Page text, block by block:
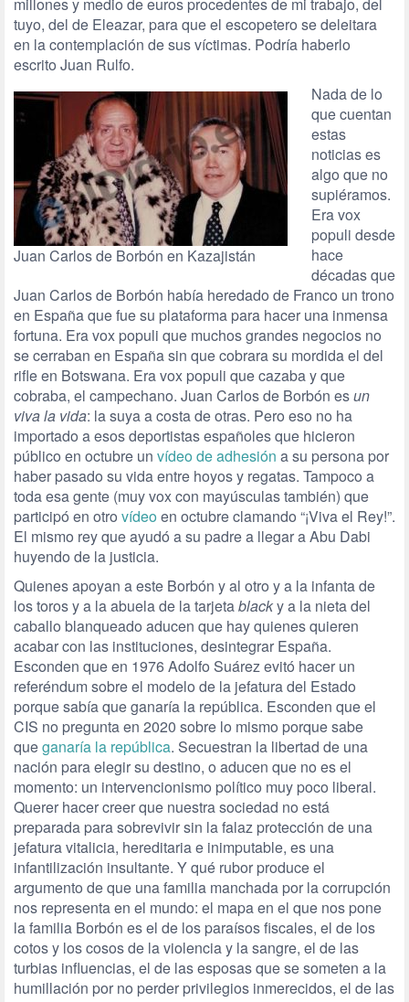
tuyo, del de Eleazar, para que el escopetero se deleitara
en la contemplación de sus víctimas. Podría haberlo
escrito Juan Rulfo.
Juan Carlos de Borbón en Kazajistán
Nada de lo
que cuentan
estas
noticias es
algo que no
supiéramos.
Era vox
populi desde
hace
décadas que
Juan Carlos de Borbón había heredado de Franco un trono
en España que fue su plataforma para hacer una inmensa
fortuna. Era vox populi que muchos grandes negocios no
se cerraban en España sin que cobrara su mordida el del
rifle en Botswana. Era vox populi que cazaba y que
cobraba, el campechano. Juan Carlos de Borbón esun
viva la vida: la suya a costa de otras. Pero eso no ha
importado a esos deportistas españoles que hicieron
público en octubre un vídeo de adhesión a su persona por
haber pasado su vida entre hoyos y regatas. Tampoco a
toda esa gente (muy vox con mayúsculas también) que
participó en otro vídeoen octubre clamando “¡Viva el Rey!”.
El mismo rey que ayudó a su padre a llegar a Abu Dabi
huyendo de la justicia.
Quienes apoyan a este Borbón y al otro y a la infanta de
los toros y a la abuela de la tarjetablacky a la nieta del
caballo blanqueado aducen que hay quienes quieren
acabar con las instituciones, desintegrar España.
Esconden que en 1976 Adolfo Suárez evitó hacer un
referéndum sobre el modelo de la jefatura del Estado
porque sabía que ganaría la república. Esconden que el
CIS no pregunta en 2020 sobre lo mismo porque sabe
queganaría la república. Secuestran la libertad de una
nación para elegir su destino, o aducen que no es el
momento: un intervencionismo político muy poco liberal.
Querer hacer creer que nuestra sociedad no está
preparada para sobrevivir sin la falaz protección de una
jefatura vitalicia, hereditaria e inimputable, es una
infantilización insultante. Y qué rubor produce el
argumento de que una familia manchada por la corrupción
nos representa en el mundo: el mapa en el que nos pone
la familia Borbón es el de los paraísos fiscales, el de los
cotos y los cosos de la violencia y la sangre, el de las
turbias influencias, el de las esposas que se someten a la
humillación por no perder privilegios inmerecidos, el de las